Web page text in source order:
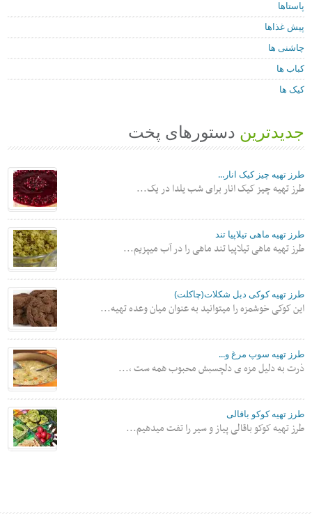
پاستاها
پیش غذاها
چاشنی ها
کباب ها
کیک ها
جدیدترین دستورهای پخت
طرز تهیه چیز کیک انار...
طرز تهیه چیز کیک انار برای شب یلدا در یک...
طرز تهیه ماهی تیلاپیا تند
طرز تهیه ماهی تیلاپیا تند ماهی را در آب میپزیم...
طرز تهیه کوکی دبل شکلات(چاکلت)
این کوکی خوشمزه را میتوانید به عنوان میان وعده تهیه...
طرز تهیه سوپ مرغ و...
ذرت به دلیل مزه ی دلچسبش محبوب همه ست ،...
طرز تهیه کوکو باقالی
طرز تهیه کوکو باقالی پیاز و سیر را تفت میدهیم...